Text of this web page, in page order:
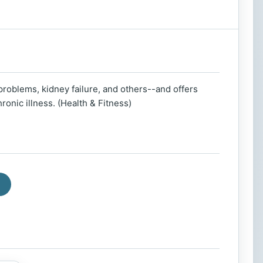
kidney failure, and others--and offers
illness. (Health & Fitness)